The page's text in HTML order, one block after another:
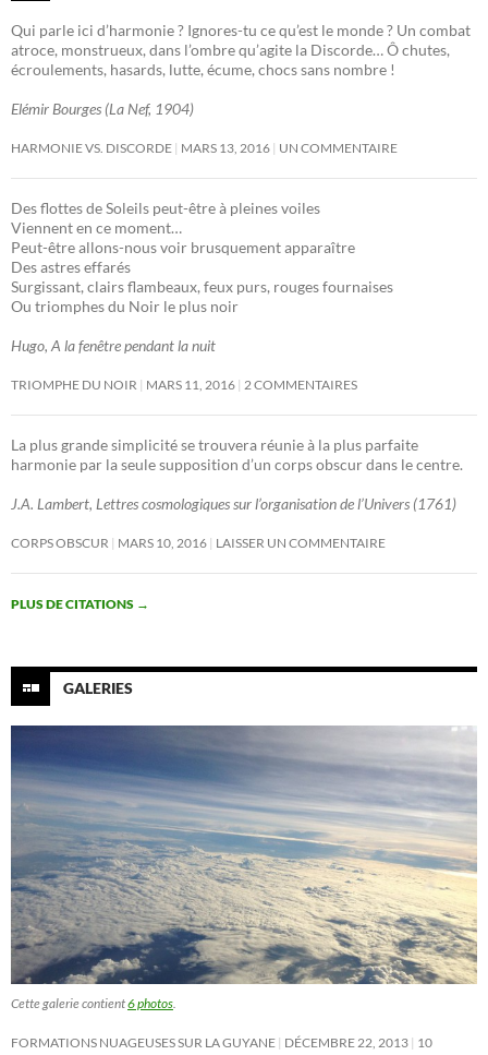
Qui parle ici d’harmonie ? Ignores-tu ce qu’est le monde ? Un combat
atroce, monstrueux, dans l’ombre qu’agite la Discorde… Ô chutes,
écroulements, hasards, lutte, écume, chocs sans nombre !
Elémir Bourges (La Nef, 1904)
HARMONIE VS. DISCORDE MARS 13, 2016 UN COMMENTAIRE
Des flottes de Soleils peut-être à pleines voiles
Viennent en ce moment…
Peut-être allons-nous voir brusquement apparaître
Des astres effarés
Surgissant, clairs flambeaux, feux purs, rouges fournaises
Ou triomphes du Noir le plus noir
Hugo, A la fenêtre pendant la nuit
TRIOMPHE DU NOIR MARS 11, 2016 2 COMMENTAIRES
La plus grande simplicité se trouvera réunie à la plus parfaite
harmonie par la seule supposition d’un corps obscur dans le centre.
J.A. Lambert, Lettres cosmologiques sur l’organisation de l’Univers (1761)
CORPS OBSCUR MARS 10, 2016 LAISSER UN COMMENTAIRE
PLUS DE CITATIONS →
GALERIES
Cette galerie contient6 photos
FORMATIONS NUAGEUSES SUR LA GUYANE DÉCEMBRE 22, 2013 10